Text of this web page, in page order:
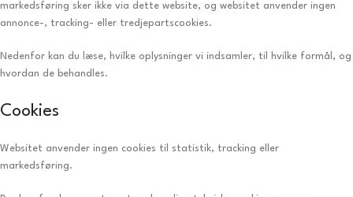
markedsføring sker ikke via dette website, og websitet anvender ingen
annonce-, tracking- eller tredjepartscookies.
Nedenfor kan du læse, hvilke oplysninger vi indsamler, til hvilke formål, og
hvordan de behandles.
Cookies
Websitet anvender ingen cookies til statistik, tracking eller
markedsføring.